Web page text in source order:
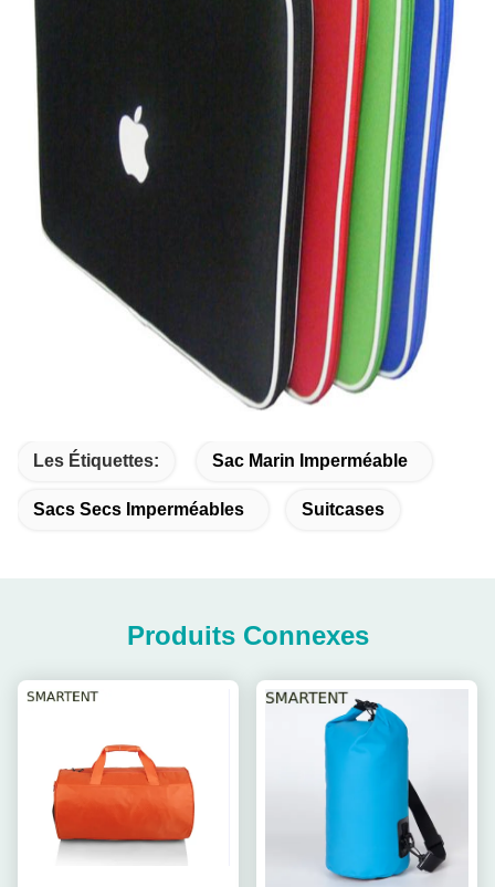
Les Étiquettes: Sac Marin Imperméable
Sacs Secs Imperméables Suitcases
Produits Connexes